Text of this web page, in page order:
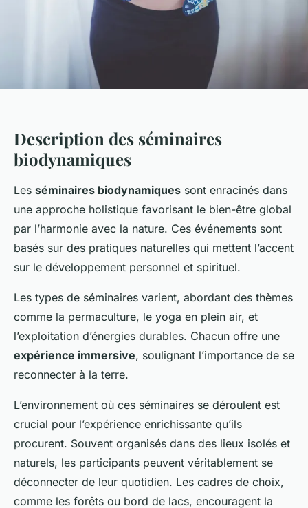
Description des séminaires
biodynamiques
Les séminaires biodynamiques sont enracinés dans
une approche holistique favorisant le bien-être global
par l’harmonie avec la nature. Ces événements sont
basés sur des pratiques naturelles qui mettent l’accent
sur le développement personnel et spirituel.
Les types de séminaires varient, abordant des thèmes
comme la permaculture, le yoga en plein air, et
l’exploitation d’énergies durables. Chacun offre une
expérience immersive, soulignant l’importance de se
reconnecter à la terre.
L’environnement où ces séminaires se déroulent est
crucial pour l’expérience enrichissante qu’ils
procurent. Souvent organisés dans des lieux isolés et
naturels, les participants peuvent véritablement se
déconnecter de leur quotidien. Les cadres de choix,
comme les forêts ou bord de lacs, encouragent la